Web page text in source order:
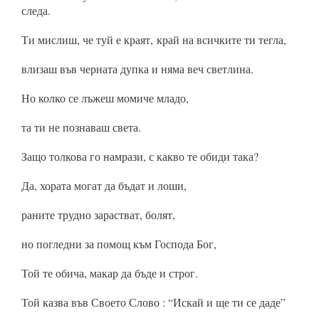
следа.
Ти мислиш, че туй е краят, край на всичките ти тегла,
влизаш във черната дупка и няма веч светлина.
Но колко се лъжеш момиче младо,
та ти не познаваш света.
Защо толкова го намрази, с какво те обиди така?
Да, хората могат да бъдат и лоши,
раните трудно зарастват, болят,
но погледни за помощ към Господа Бог,
Той те обича, макар да бъде и строг.
Той казва във Своето Слово : “Искай и ще ти се даде”